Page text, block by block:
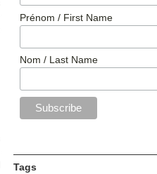
Prénom / First Name
Nom / Last Name
Tags